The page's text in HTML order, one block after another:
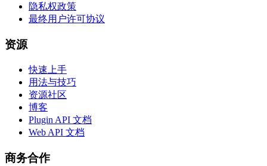
隐私权政策
最终用户许可协议
资源
快速上手
用法与技巧
资源社区
博客
Plugin API 文档
Web API 文档
商务合作